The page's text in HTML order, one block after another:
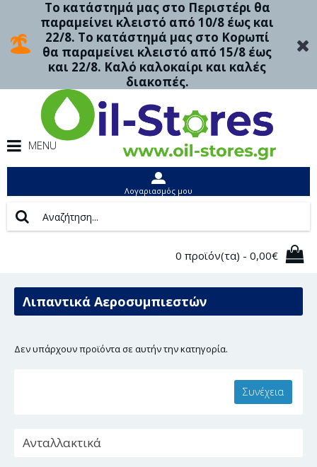
Το κατάστημά μας στο Περιστέρι θα
παραμείνει κλειστό από 10/8 έως και
22/8. Το κατάστημά μας στο Κορωπί
θα παραμείνει κλειστό από 15/8 έως
και 22/8. Καλό καλοκαίρι και καλές
διακοπές.
MENU
Λογαριασμός μου
0 προϊόν(τα) - 0,00€
Λιπαντικά Αεροσυμπιεστών
Δεν υπάρχουν προϊόντα σε αυτήν την κατηγορία.
Συνέχεια
Ανταλλακτικά